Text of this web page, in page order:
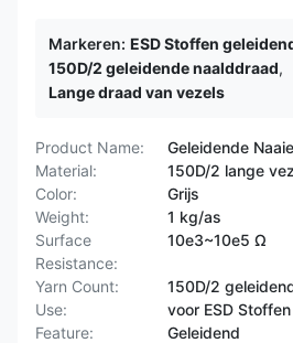
Markeren: ESD Stoffen
150D/2 geleidende naalddraad,
Lange draad van vezels
Product Name:
Geleidende
Material:
150D/2 lange
Color:
Grijs
Weight:
1 kg/as
Surface
Resistance:
10e3~10e5 Ω
Yarn Count:
150D/2
Use:
voor ESD
Feature:
Geleidend